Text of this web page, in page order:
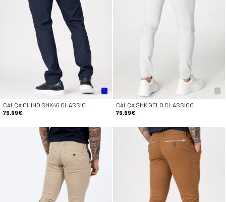
CALÇA CHINO SMK46 CLASSIC
79.99€
CALÇA SMK GELO CLASSICO
79.99€